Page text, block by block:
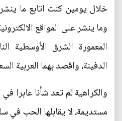
خلال يومين كنت اتابع ما
وما ينشر على المواقع
المعمورة الشرق الأوسطية
الدفينة، واقصد بهما العربية
والكراهية لم تعد شأنا عابرا
مستديمة، لا يقابلها الحب في